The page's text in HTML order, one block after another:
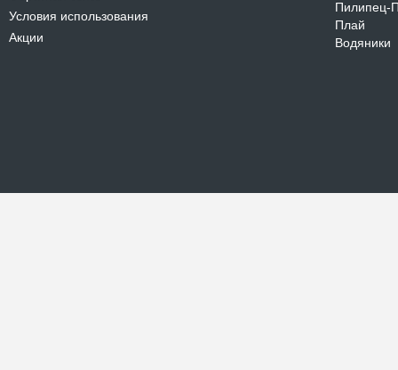
Условия использования
Акции
Пилипец-
Плай
Водяники